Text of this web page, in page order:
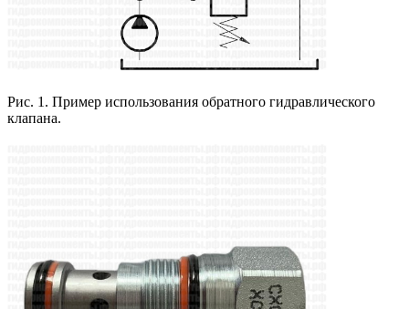
Рис. 1. Пример использования обратного гидравлического
клапана.